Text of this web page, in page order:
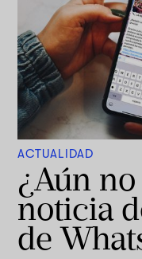
ACTUALIDAD
¿Aún
noticia
de